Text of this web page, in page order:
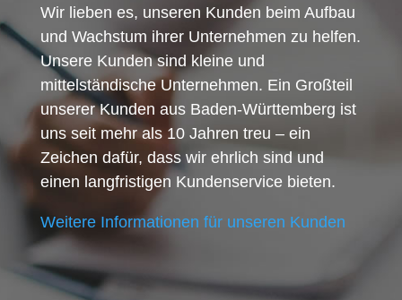
Wir lieben es, unseren Kunden beim Aufbau
und Wachstum ihrer Unternehmen zu helfen.
Unsere Kunden sind kleine und
mittelständische Unternehmen. Ein Großteil
unserer Kunden aus Baden-Württemberg ist
uns seit mehr als 10 Jahren treu – ein
Zeichen dafür, dass wir ehrlich sind und
einen langfristigen Kundenservice bieten.
Weitere Informationen für unseren Kunden